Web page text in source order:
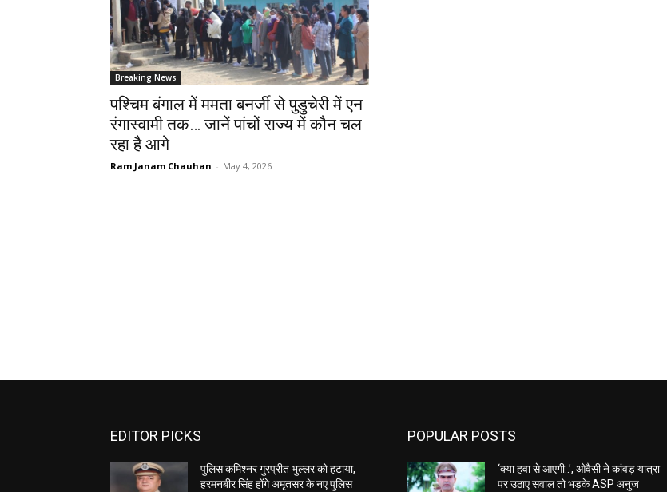
Breaking News
पश्चिम बंगाल में ममता बनर्जी से पुडुचेरी में एन
रंगास्वामी तक… जानें पांचों राज्य में कौन चल
रहा है आगे
Ram Janam Chauhan - May 4, 2026
EDITOR PICKS
पुलिस कमिश्नर गुरप्रीत भुल्लर को हटाया,
हरमनबीर सिंह होंगे अमृतसर के नए पुलिस
POPULAR POSTS
‘क्या हवा से आएगी..’, ओवैसी ने कांवड़ यात्रा
पर उठाए सवाल तो भड़के ASP अनुज